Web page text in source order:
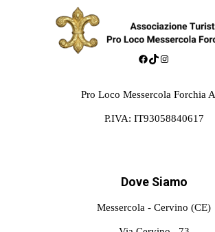
Facebook
TikTok
Instagram
Pro Loco Messercola Forchia
P.IVA: IT93058840617
Dove Siamo
Messercola - Cervino (CE)